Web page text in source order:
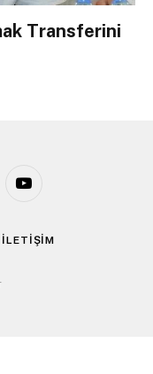
Transferini
YouTube
İLETİŞİM